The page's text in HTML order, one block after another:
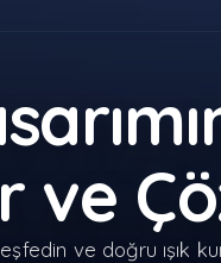
ve
ve doğru ışık